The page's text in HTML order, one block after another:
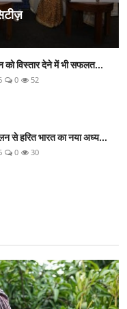
को विस्तार देने में भी सफलत...
0 52
से हरित भारत का नया अध्य...
0 30